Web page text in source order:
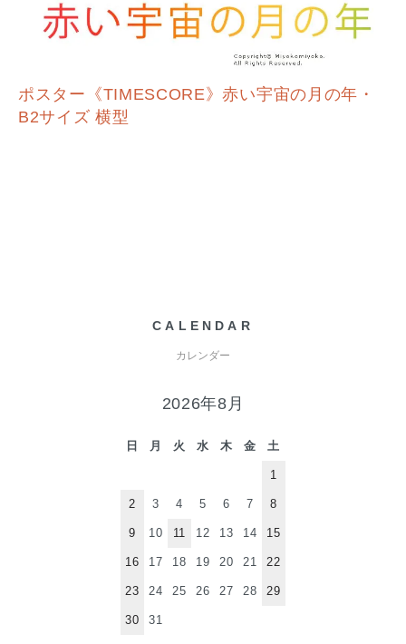
ポスター《TIMESCORE》赤い宇宙の月の年・
B2サイズ 横型
CALENDAR
カレンダー
2026年8月
日 月 火 水 木 金 土
1
2 3 4 5 6 7 8
9 10 11 12 13 14 15
16 17 18 19 20 21 22
23 24 25 26 27 28 29
30 31